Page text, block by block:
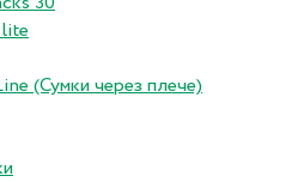
lite
(Сумки через плече)